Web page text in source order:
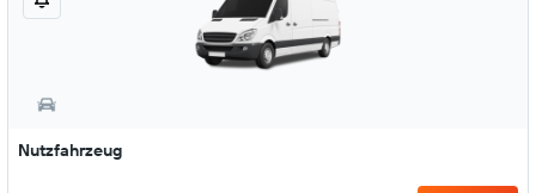
Nutzfahrzeug